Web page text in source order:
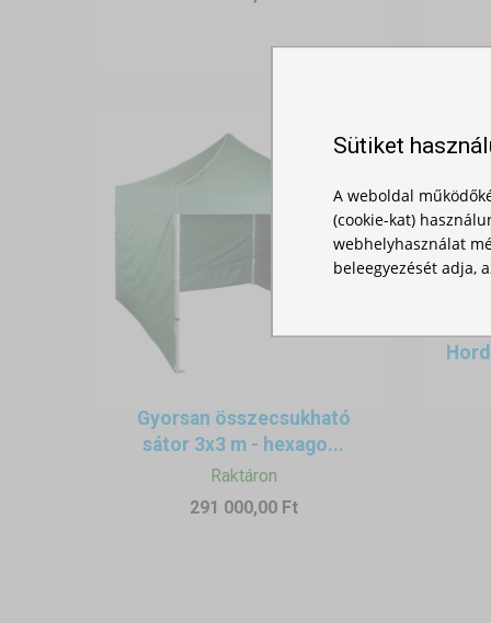
•A sátor mérete
Gyorsan összecsukható
sátor 3x3 m - hexago...
Raktáron
291 000,00 Ft
Sütiket
A weboldal
(cookie-kat)
webhelyhasználat
beleegyezését adja,